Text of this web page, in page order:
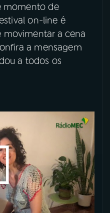
momento de
on-line é
a cena
a mensagem
a todos os